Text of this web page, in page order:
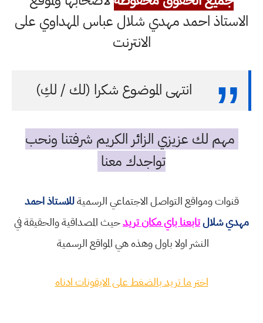
الاستاذ احمد مهدي شلال عباس المهداوي على
الانترنت
انتهى الموضوع شكرا (لك / لكِ)
مهم لك عزيزي الزائر الكريم شرفتنا ونحب
تواجدك معنا
قنوات ومواقع التواصل الاجتماعي الرسميةللاستاذ احمد
مهدي شلالتابعنا باي مكان تريدحيث المصداقية والحقيقة في
النشر اولا باول وهذه هي المواقع الرسمية
اختر ما تريد بالضغط على الايقونات ادناه